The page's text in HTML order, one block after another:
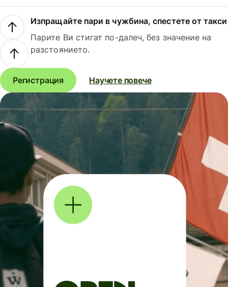
Изпращайте пари в чужбина, спестете от такси
Парите Ви стигат по-далеч, без значение на
разстоянието.
Регистрация Научете повече